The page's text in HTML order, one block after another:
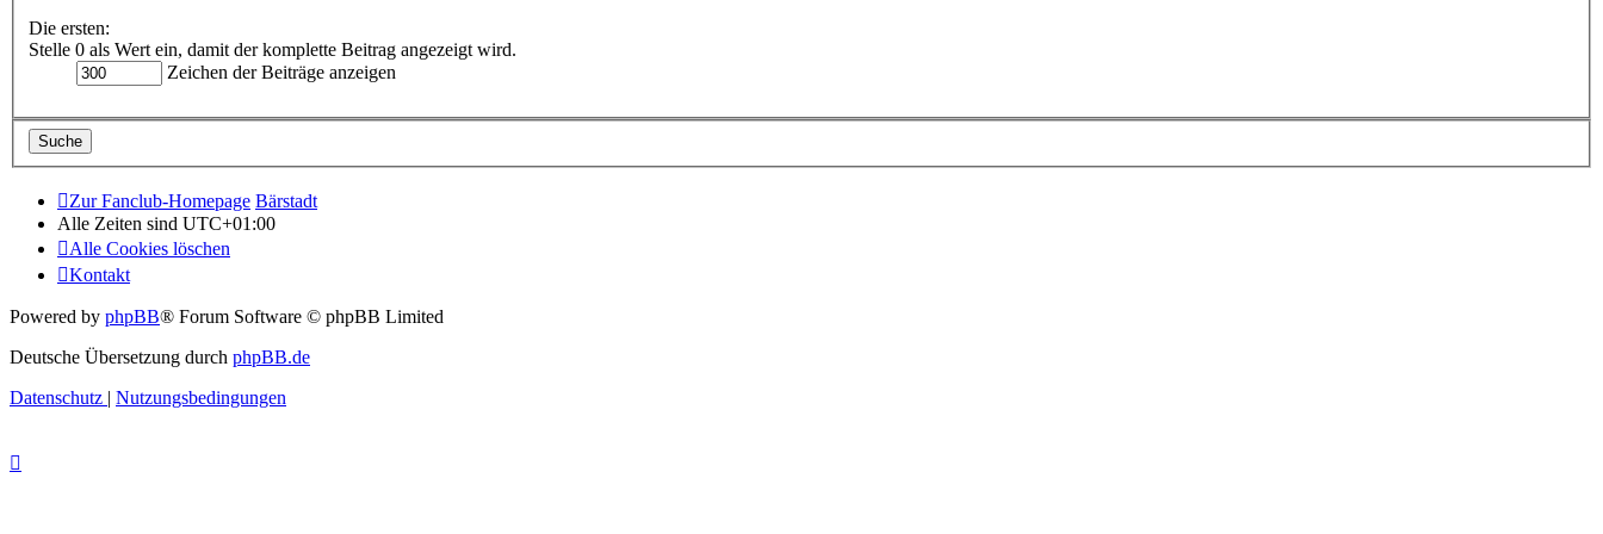
Die ersten:
Stelle 0 als Wert ein, damit der komplette Beitrag angezeigt wird.
Zeichen der Beiträge anzeigen
Zur Fanclub-Homepage Bärstadt
Alle Zeiten sind UTC+01:00
Alle Cookies löschen
Kontakt
Powered by phpBB® Forum Software © phpBB Limited
Deutsche Übersetzung durch phpBB.de
Datenschutz | Nutzungsbedingungen